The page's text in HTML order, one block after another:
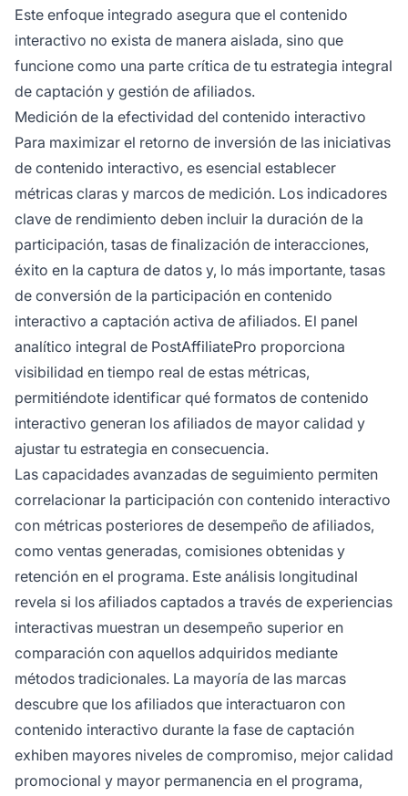
Este enfoque integrado asegura que el contenido
interactivo no exista de manera aislada, sino que
funcione como una parte crítica de tu estrategia integral
de captación y gestión de afiliados.
Medición de la efectividad del contenido interactivo
Para maximizar el retorno de inversión de las iniciativas
de contenido interactivo, es esencial establecer
métricas claras y marcos de medición. Los indicadores
clave de rendimiento deben incluir la duración de la
participación, tasas de finalización de interacciones,
éxito en la captura de datos y, lo más importante, tasas
de conversión de la participación en contenido
interactivo a captación activa de afiliados. El panel
analítico integral de PostAffiliatePro proporciona
visibilidad en tiempo real de estas métricas,
permitiéndote identificar qué formatos de contenido
interactivo generan los afiliados de mayor calidad y
ajustar tu estrategia en consecuencia.
Las capacidades avanzadas de seguimiento permiten
correlacionar la participación con contenido interactivo
con métricas posteriores de desempeño de afiliados,
como ventas generadas, comisiones obtenidas y
retención en el programa. Este análisis longitudinal
revela si los afiliados captados a través de experiencias
interactivas muestran un desempeño superior en
comparación con aquellos adquiridos mediante
métodos tradicionales. La mayoría de las marcas
descubre que los afiliados que interactuaron con
contenido interactivo durante la fase de captación
exhiben mayores niveles de compromiso, mejor calidad
promocional y mayor permanencia en el programa,